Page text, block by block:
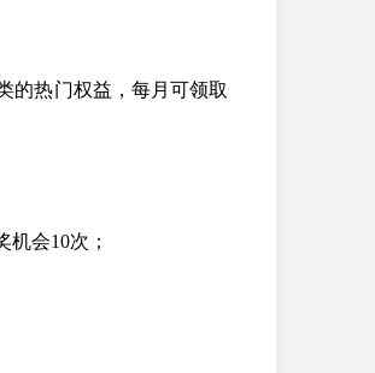
的热门权益，每月可领取
会10次；